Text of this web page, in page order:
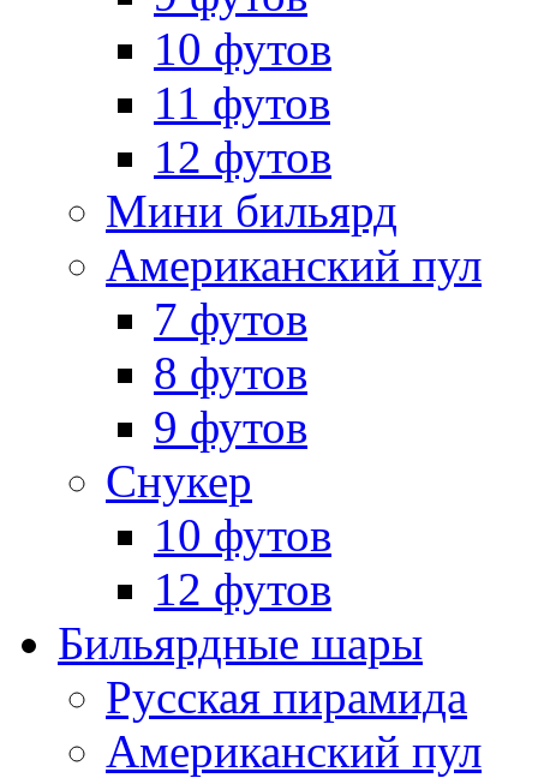
10 футов
11 футов
12 футов
Мини бильярд
Американский пул
7 футов
8 футов
9 футов
Снукер
10 футов
12 футов
Бильярдные шары
Русская пирамида
Американский пул